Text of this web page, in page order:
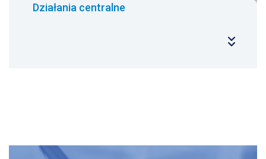
Działania centralne